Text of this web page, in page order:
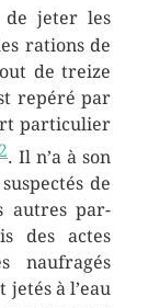
de jeter les
rations de
de treize
repéré par
particulier
. Il n’a à son
de
autres par-
des actes
naufragés
à l’eau